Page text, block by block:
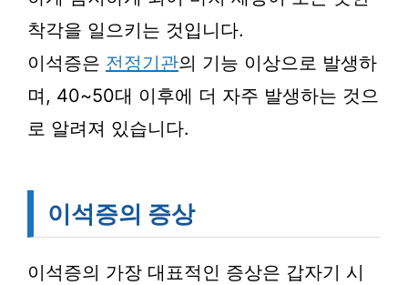
착각을 일으키는 것입니다.
이석증은 전정기관의 기능 이상으로 발생하
며, 40~50대 이후에 더 자주 발생하는 것으
로 알려져 있습니다.
이석증의 증상
이석증의 가장 대표적인 증상은 갑자기 시